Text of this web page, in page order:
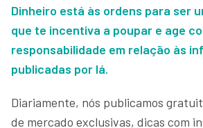
Dinheiro está às ordens para ser
que te incentiva a poupar e age
responsabilidade em relação às
publicadas por lá.
Diariamente, nós publicamos
de mercado exclusivas, dicas com